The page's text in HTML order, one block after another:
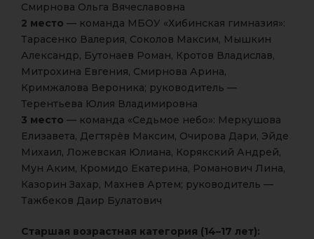
Смирнова Ольга Вячеславовна
2 место — команда МБОУ «Хибинская гимназия»:
Тарасенко Валерия, Соколов Максим, Мышкин
Александр, Бутонаев Роман, Кротов Владислав,
Митрохина Евгения, Смирнова Арина,
Кримжалова Вероника; руководитель —
Терентьева Юлия Владимировна
3 место — команда «Седьмое небо»: Меркушова
Елизавета, Дегтярёв Максим, Очирова Дари, Эйде
Михаил, Ложевская Юлиана, Корякский Андрей,
Мун Аким, Кромидо Екатерина, Романович Лина,
Казорин Захар, Махнев Артем; руководитель —
Тажбеков Даир Булатович
Старшая возрастная категория (14–17 лет):